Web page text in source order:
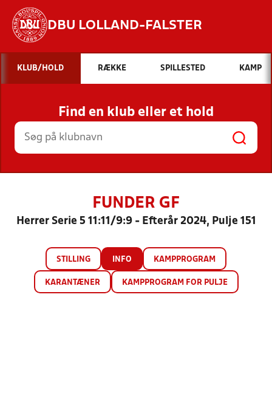
DBU LOLLAND-FALSTER
Hvad vil du søge efter?
INDHOLD OG NYHEDER
STILLINGER, RESULTATER, KLUBBER OG
HOLD
KLUB/HOLD RÆKKE SPILLESTED KAMP
Find en klub eller et hold
FUNDER GF
Herrer Serie 5 11:11/9:9 - Efterår 2024, Pulje 151
STILLING INFO KAMPPROGRAM
KARANTÆNER KAMPPROGRAM FOR PULJE